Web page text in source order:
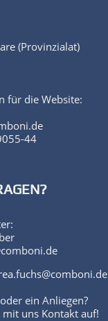
(Provinzialat)
für die Website:
44
ein Anliegen?
mit uns Kontakt auf!